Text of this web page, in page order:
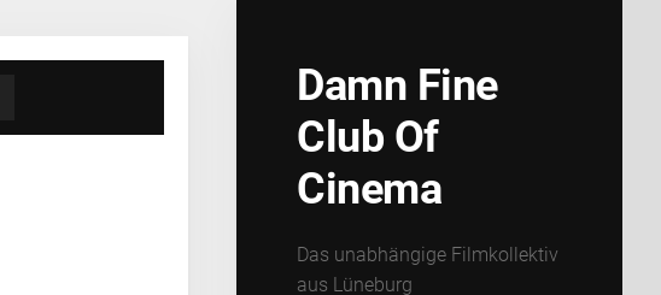
Damn Fine
Club Of
Cinema
Das unabhängige Filmkollektiv
aus Lüneburg